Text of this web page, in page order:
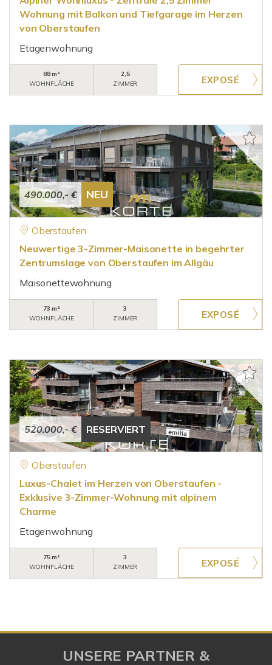
Wohnung mit Balkon und Tiefgarage im Herzen
von Oberstaufen
Etagenwohnung
88 m²
WOHNFLÄCHE
2,5
ZIMMER
490.000,- € NEU
Oberstaufen
Neuwertige 3-Zimmer-Maisonette in begehrter
Zentrumslage von Oberstaufen im Allgäu
Maisonettewohnung
73 m²
WOHNFLÄCHE
3
ZIMMER
520.000,- € RESERVIERT
Oberstaufen
Luxus-Chalet im Herzen von Oberstaufen -
Exklusive 3-Zimmer-Wohnung mit alpinem
Charme
Etagenwohnung
75 m²
WOHNFLÄCHE
3
ZIMMER
UNSERE PARTNER &